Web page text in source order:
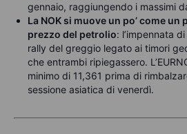
gennaio, raggiungendo i massimi
La NOK si muove un po’ come
prezzo del petrolio: l’impennata
rally del greggio legato ai timori
che entrambi ripiegassero.
minimo di 11,361 prima di
sessione asiatica di venerdì.